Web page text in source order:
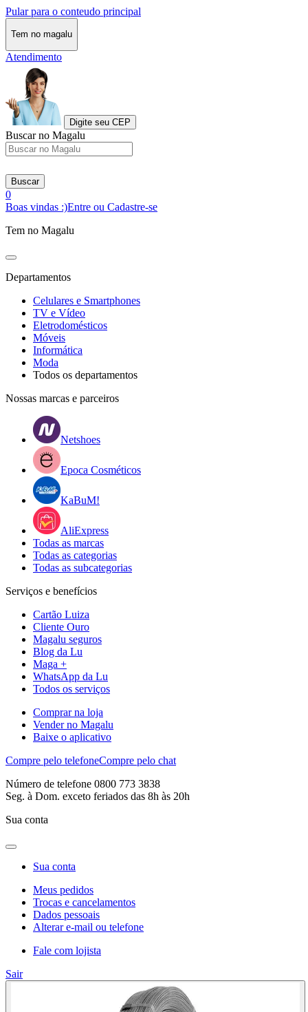
Pular para o conteudo principal
Tem no magalu
Atendimento
Digite seu CEP
Buscar no Magalu
Buscar
0
Boas vindas :)Entre ou Cadastre-se
Tem no Magalu
Departamentos
Celulares e Smartphones
TV e Vídeo
Eletrodomésticos
Móveis
Informática
Moda
Todos os departamentos
Nossas marcas e parceiros
Netshoes
Epoca Cosméticos
KaBuM!
AliExpress
Todas as marcas
Todas as categorias
Todas as subcategorias
Serviços e benefícios
Cartão Luiza
Cliente Ouro
Magalu seguros
Blog da Lu
Maga +
WhatsApp da Lu
Todos os serviços
Comprar na loja
Vender no Magalu
Baixe o aplicativo
Compre pelo telefoneCompre pelo chat
Número de telefone 0800 773 3838
Seg. à Dom. exceto feriados das 8h às 20h
Sua conta
Sua conta
Meus pedidos
Trocas e cancelamentos
Dados pessoais
Alterar e-mail ou telefone
Fale com lojista
Sair